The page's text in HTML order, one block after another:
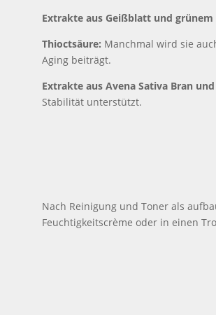
Extrakte aus Geißblatt und grünem
Thioctsäure: Manchmal wird sie
Aging beiträgt.
Extrakte aus Avena Sativa Bran
Stabilität unterstützt.
Nach Reinigung und Toner als
Feuchtigkeitscrème oder in einen